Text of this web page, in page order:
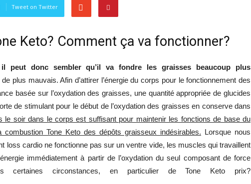
en
santé
Tweet on Twitter
Keto? Comment ça va fonctionner?
peut donc sembler qu’il va fondre les graisses beaucoup plus
plus mauvais. Afin d’attirer l’énergie du corps pour le fonctionnement des
basée sur l’oxydation des graisses, une quantité appropriée de glucides
de stimulant pour le début de l’oxydation des graisses en conserve dans
le soir dans le corps est suffisant pour maintenir les fonctions de base du
Tone Keto des dépôts graisseux indésirables. Lorsque nous
loss cardio ne fonctionne pas sur un ventre vide, les muscles qui travaillent
immédiatement à partir de l’oxydation du seul composant de force
certaines circonstances, en particulier de Tone Keto prix?